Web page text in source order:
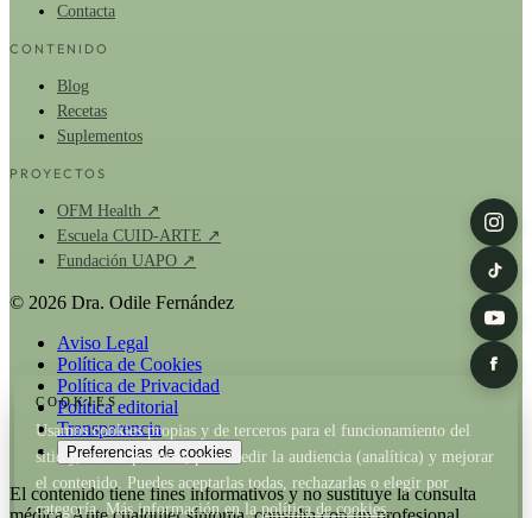
Contacta
CONTENIDO
Blog
Recetas
Suplementos
PROYECTOS
OFM Health ↗
Escuela CUID-ARTE ↗
Fundación UAPO ↗
© 2026 Dra. Odile Fernández
Aviso Legal
Política de Cookies
Política de Privacidad
Política editorial
Transparencia
Preferencias de cookies
El contenido tiene fines informativos y no sustituye la consulta
COOKIES
Usamos cookies propias y de terceros para el funcionamiento del
sitio y, con tu permiso, para medir la audiencia (analítica) y mejorar
el contenido. Puedes aceptarlas todas, rechazarlas o elegir por
categoría. Más información en lapolítica de cookies.